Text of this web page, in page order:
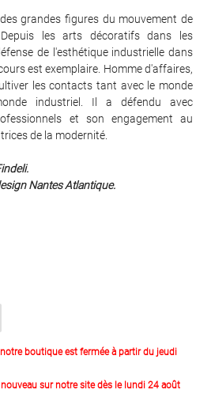
grandes figures du mouvement de
Depuis les arts décoratifs dans les
de l'esthétique industrielle dans
est exemplaire. Homme d'affaires,
les contacts tant avec le monde
industriel. Il a défendu avec
et son engagement au
de la modernité.
Nantes Atlantique.
boutique est fermée à partir du jeudi
sur notre site dès le lundi 24 août